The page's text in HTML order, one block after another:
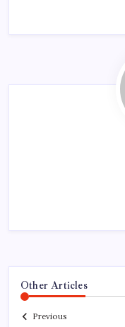
Other Articles
Previous